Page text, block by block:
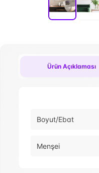
Ürün Açıklaması
Boyut/Ebat
Menşei